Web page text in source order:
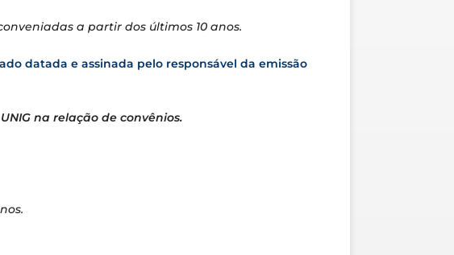
a partir dos últimos 10 anos.
datada e assinada pelo responsável da emissão
na relação de convênios.